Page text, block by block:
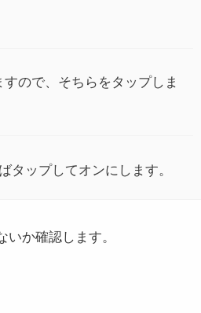
ので、そちらをタップしま
ップしてオンにします。
か確認します。